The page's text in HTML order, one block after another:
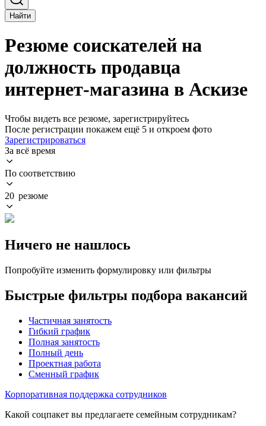
Найти
Резюме соискателей на
должность продавца
интернет-магазина в Аскизе
Чтобы видеть все резюме, зарегистрируйтесь
После регистрации покажем ещё 5 и откроем фото
Зарегистрироваться
За всё время
По соответствию
20 резюме
Ничего не нашлось
Попробуйте изменить формулировку или фильтры
Быстрые фильтры подбора вакансий
Частичная занятость
Гибкий график
Полная занятость
Полный день
Проектная работа
Сменный график
Корпоративная поддержка сотрудников
Какой соцпакет вы предлагаете семейным сотрудникам?